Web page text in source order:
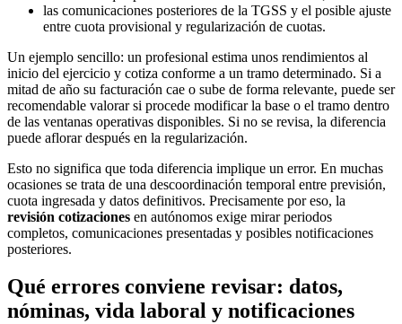
las comunicaciones posteriores de la TGSS y el posible ajuste
entre cuota provisional y regularización de cuotas.
Un ejemplo sencillo: un profesional estima unos rendimientos al
inicio del ejercicio y cotiza conforme a un tramo determinado. Si a
mitad de año su facturación cae o sube de forma relevante, puede ser
recomendable valorar si procede modificar la base o el tramo dentro
de las ventanas operativas disponibles. Si no se revisa, la diferencia
puede aflorar después en la regularización.
Esto no significa que toda diferencia implique un error. En muchas
ocasiones se trata de una descoordinación temporal entre previsión,
cuota ingresada y datos definitivos. Precisamente por eso, la
revisión cotizaciones en autónomos exige mirar periodos
completos, comunicaciones presentadas y posibles notificaciones
posteriores.
Qué errores conviene revisar: datos,
nóminas, vida laboral y notificaciones